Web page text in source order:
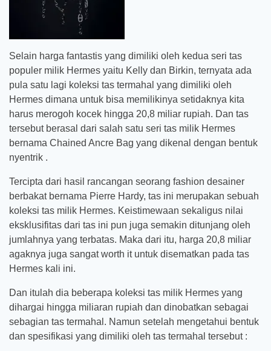
Selain harga fantastis yang dimiliki oleh kedua seri tas
populer milik Hermes yaitu Kelly dan Birkin, ternyata ada
pula satu lagi koleksi tas termahal yang dimiliki oleh
Hermes dimana untuk bisa memilikinya setidaknya kita
harus merogoh kocek hingga 20,8 miliar rupiah. Dan tas
tersebut berasal dari salah satu seri tas milik Hermes
bernama Chained Ancre Bag yang dikenal dengan bentuk
nyentrik .
Tercipta dari hasil rancangan seorang fashion desainer
berbakat bernama Pierre Hardy, tas ini merupakan sebuah
koleksi tas milik Hermes. Keistimewaan sekaligus nilai
eksklusifitas dari tas ini pun juga semakin ditunjang oleh
jumlahnya yang terbatas. Maka dari itu, harga 20,8 miliar
agaknya juga sangat worth it untuk disematkan pada tas
Hermes kali ini.
Dan itulah dia beberapa koleksi tas milik Hermes yang
dihargai hingga miliaran rupiah dan dinobatkan sebagai
sebagian tas termahal. Namun setelah mengetahui bentuk
dan spesifikasi yang dimiliki oleh tas termahal tersebut :